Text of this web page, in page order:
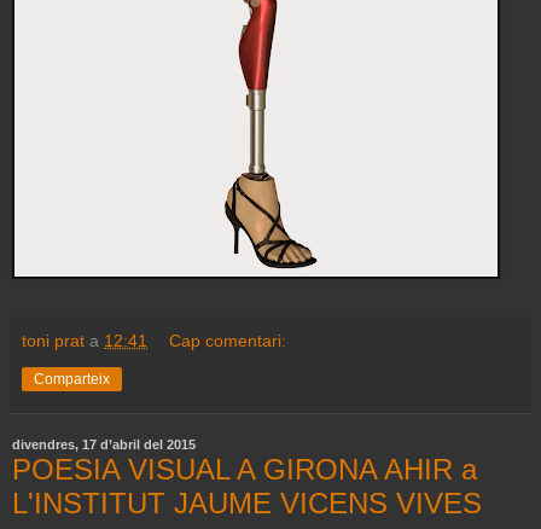
toni prat a 12:41 Cap comentari:
Comparteix
divendres, 17 d’abril del 2015
POESIA VISUAL A GIRONA AHIR a
L'INSTITUT JAUME VICENS VIVES